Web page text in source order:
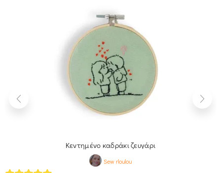
Κεντημένο καδράκι ζευγάρι
Sew rloulou